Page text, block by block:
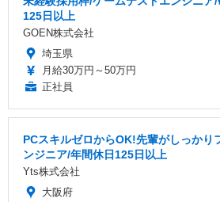
125日以上
GOEN株式会社
埼玉県
月給30万円～50万円
正社員
PCスキルゼロからOK!先輩がしっかり
ンジニア/年間休日125日以上
Yts株式会社
大阪府